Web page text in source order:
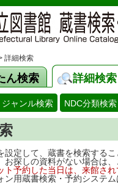
詳細検索
ん検索 詳細検索
ジャンル検索 NDC分類検索
設定して、蔵書を検索するこ
お探しの資料がない場合は
ト予約した当日は、来館さ
ン用蔵書検索・予約システム